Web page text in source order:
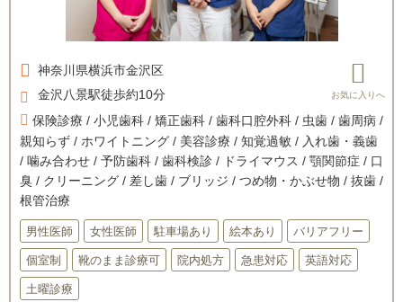
神奈川県横浜市金沢区
金沢八景駅徒歩約10分
保険診療 / 小児歯科 / 矯正歯科 / 歯科口腔外科 / 虫歯 / 歯周病 /
親知らず / ホワイトニング / 美容診療 / 知覚過敏 / 入れ歯・義歯
/ 噛み合わせ / 予防歯科 / 歯科検診 / ドライマウス / 顎関節症 / 口
臭 / クリーニング / 差し歯 / ブリッジ / つめ物・かぶせ物 / 抜歯 /
根管治療
男性医師 女性医師 駐車場あり 絵本あり バリアフリー
個室制 靴のまま診療可 院内処方 急患対応 英語対応
土曜診療